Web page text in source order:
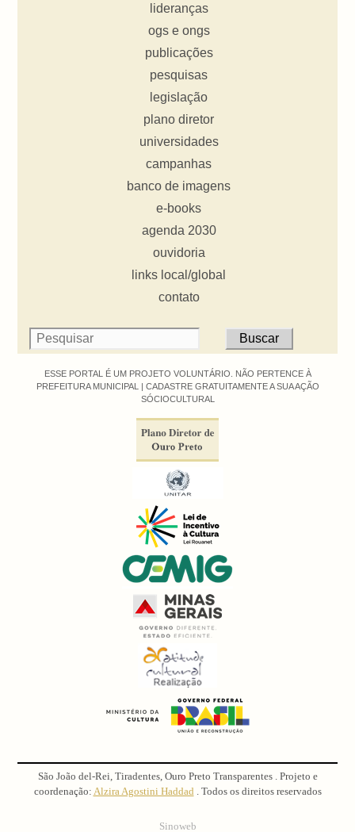
lideranças
ogs e ongs
publicações
pesquisas
legislação
plano diretor
universidades
campanhas
banco de imagens
e-books
agenda 2030
ouvidoria
links local/global
contato
ESSE PORTAL É UM PROJETO VOLUNTÁRIO. NÃO PERTENCE À
PREFEITURA MUNICIPAL | CADASTRE GRATUITAMENTE A SUA AÇÃO
SÓCIOCULTURAL
São João del-Rei, Tiradentes, Ouro Preto Transparentes . Projeto e
coordenação: Alzira Agostini Haddad . Todos os direitos reservados
Sinoweb